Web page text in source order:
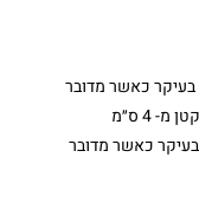
בעיקר כאשר מדובר
4 ס״מ
כאשר מדובר